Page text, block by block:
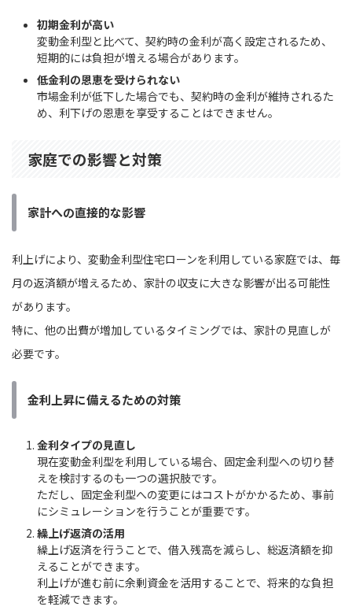
初期金利が高い
変動金利型と比べて、契約時の金利が高く設定されるため、
短期的には負担が増える場合があります。
低金利の恩恵を受けられない
市場金利が低下した場合でも、契約時の金利が維持されるた
め、利下げの恩恵を享受することはできません。
家庭での影響と対策
家計への直接的な影響
利上げにより、変動金利型住宅ローンを利用している家庭では、毎
月の返済額が増えるため、家計の収支に大きな影響が出る可能性
があります。
特に、他の出費が増加しているタイミングでは、家計の見直しが
必要です。
金利上昇に備えるための対策
金利タイプの見直し
現在変動金利型を利用している場合、固定金利型への切り替
えを検討するのも一つの選択肢です。
ただし、固定金利型への変更にはコストがかかるため、事前
にシミュレーションを行うことが重要です。
繰上げ返済の活用
繰上げ返済を行うことで、借入残高を減らし、総返済額を抑
えることができます。
利上げが進む前に余剰資金を活用することで、将来的な負担
を軽減できます。